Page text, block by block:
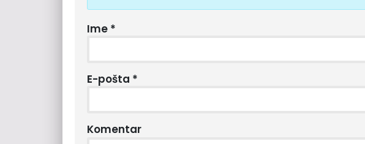
Ime *
E-pošta *
Komentar